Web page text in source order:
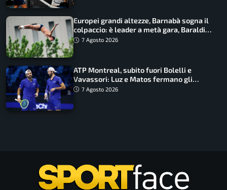
Europei grandi altezze, Barnabà sogna il
colpaccio: è leader a metà gara, Baraldi
ancora in corsa
7 Agosto 2026
ATP Montreal, subito fuori Bolelli e
Vavassori: Luz e Matos fermano gli
azzurri
7 Agosto 2026